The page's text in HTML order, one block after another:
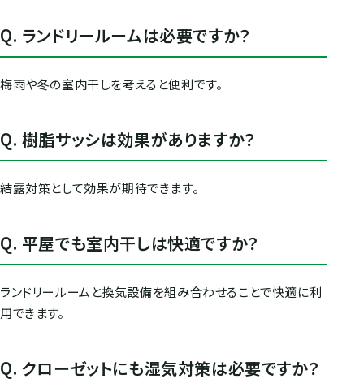
Q. ランドリールームは必要ですか？
梅雨や冬の室内干しを考えると便利です。
Q. 樹脂サッシは効果がありますか？
結露対策として効果が期待できます。
Q. 平屋でも室内干しは快適ですか？
ランドリールームと換気設備を組み合わせることで快適に利
用できます。
Q. クローゼットにも湿気対策は必要ですか？